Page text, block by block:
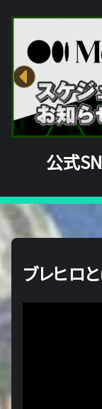
公式
ブレヒロ